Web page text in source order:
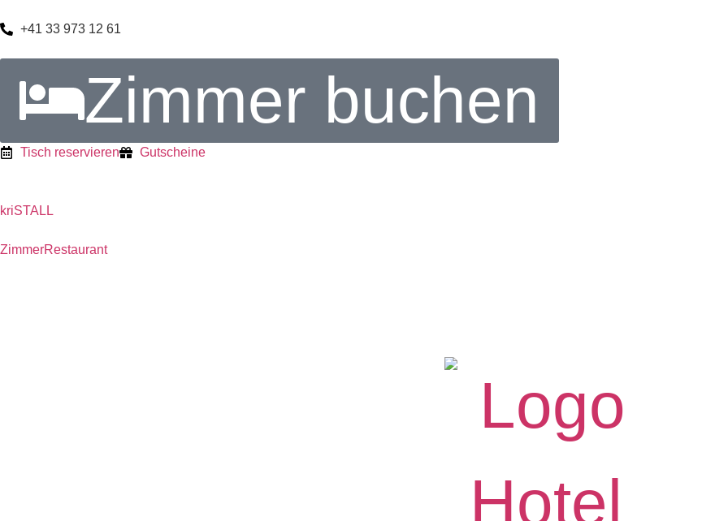
springen
+41 33 973 12 61
Zimmer buchen
Tisch reservieren Gutscheine
kriSTALL
ZimmerRestaurant